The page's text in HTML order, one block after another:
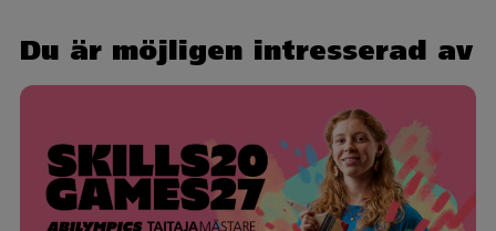
Du är möjligen intresserad av